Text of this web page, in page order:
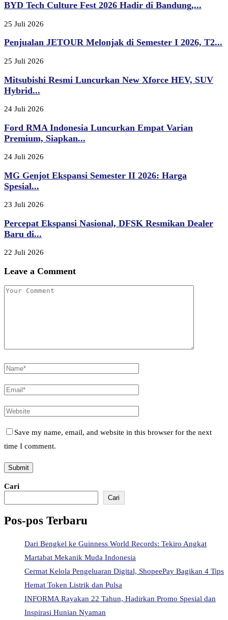
BYD Tech Culture Fest 2026 Hadir di Bandung,...
25 Juli 2026
Penjualan JETOUR Melonjak di Semester I 2026, T2...
25 Juli 2026
Mitsubishi Resmi Luncurkan New Xforce HEV, SUV
Hybrid...
24 Juli 2026
Ford RMA Indonesia Luncurkan Empat Varian
Premium, Siapkan...
24 Juli 2026
MG Genjot Ekspansi Semester II 2026: Harga
Spesial...
23 Juli 2026
Percepat Ekspansi Nasional, DFSK Resmikan Dealer
Baru di...
22 Juli 2026
Leave a Comment
Save my name, email, and website in this browser for the next
time I comment.
Cari
Cari
Pos-pos Terbaru
Dari Bengkel ke Guinness World Records: Tekiro Angkat
Martabat Mekanik Muda Indonesia
Cermat Kelola Pengeluaran Digital, ShopeePay Bagikan 4 Tips
Hemat Token Listrik dan Pulsa
INFORMA Rayakan 22 Tahun, Hadirkan Promo Spesial dan
Inspirasi Hunian Nyaman